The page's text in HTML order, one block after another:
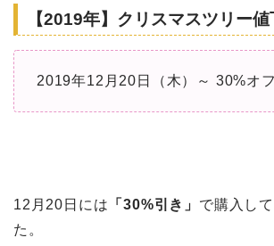
【2019年】クリスマスツリー
2019年12月20日（木）～ 30%オフ
12月20日には 「30%引き」 で購入し
た。